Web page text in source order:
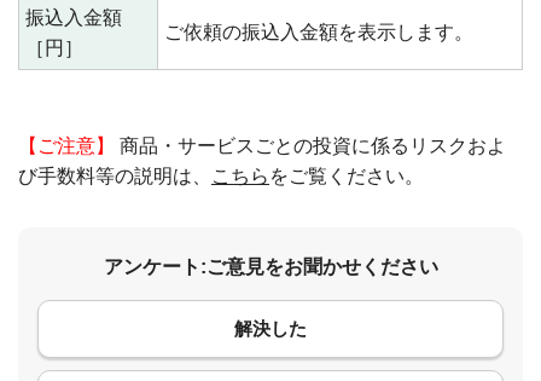
振込入金額
［円］
ご依頼の振込入金額を表示します。
【ご注意】
商品・サービスごとの投資に係るリスクおよ
び手数料等の説明は、
こちら をご覧ください。
アンケート:ご意見をお聞かせください
解決した
コメント